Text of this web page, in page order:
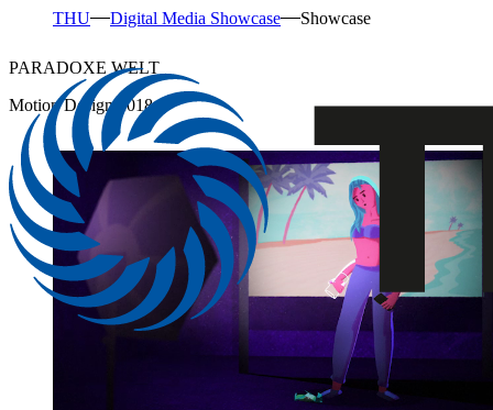
THU Digital Media Showcase Showcase
PARADOXE WELT
Motion Design 2018